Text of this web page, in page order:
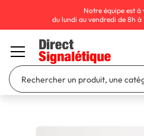
Notre équipe est à
du lundi au vendredi de 8h à